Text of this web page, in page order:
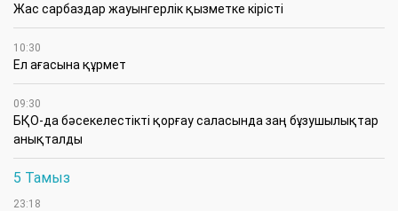
Жас сарбаздар жауынгерлік қызметке кірісті
10:30
Ел ағасына құрмет
09:30
БҚО-да бәсекелестікті қорғау саласында заң бұзушылықтар
анықталды
5 Тамыз
23:18